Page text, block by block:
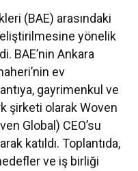
(BAE) arasındaki
yönelik
BAE’nin Ankara
ev
gayrimenkul ve
şirketi olarak Woven
Global) CEO’su
katıldı. Toplantıda,
ve iş birliği